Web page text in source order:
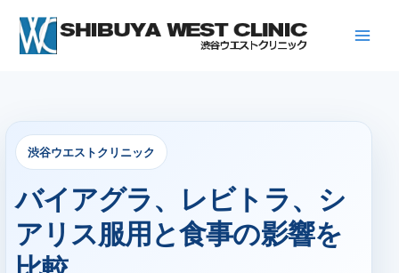
渋谷ウエストクリニック
バイアグラ、レビトラ、シ
アリス服用と食事の影響を